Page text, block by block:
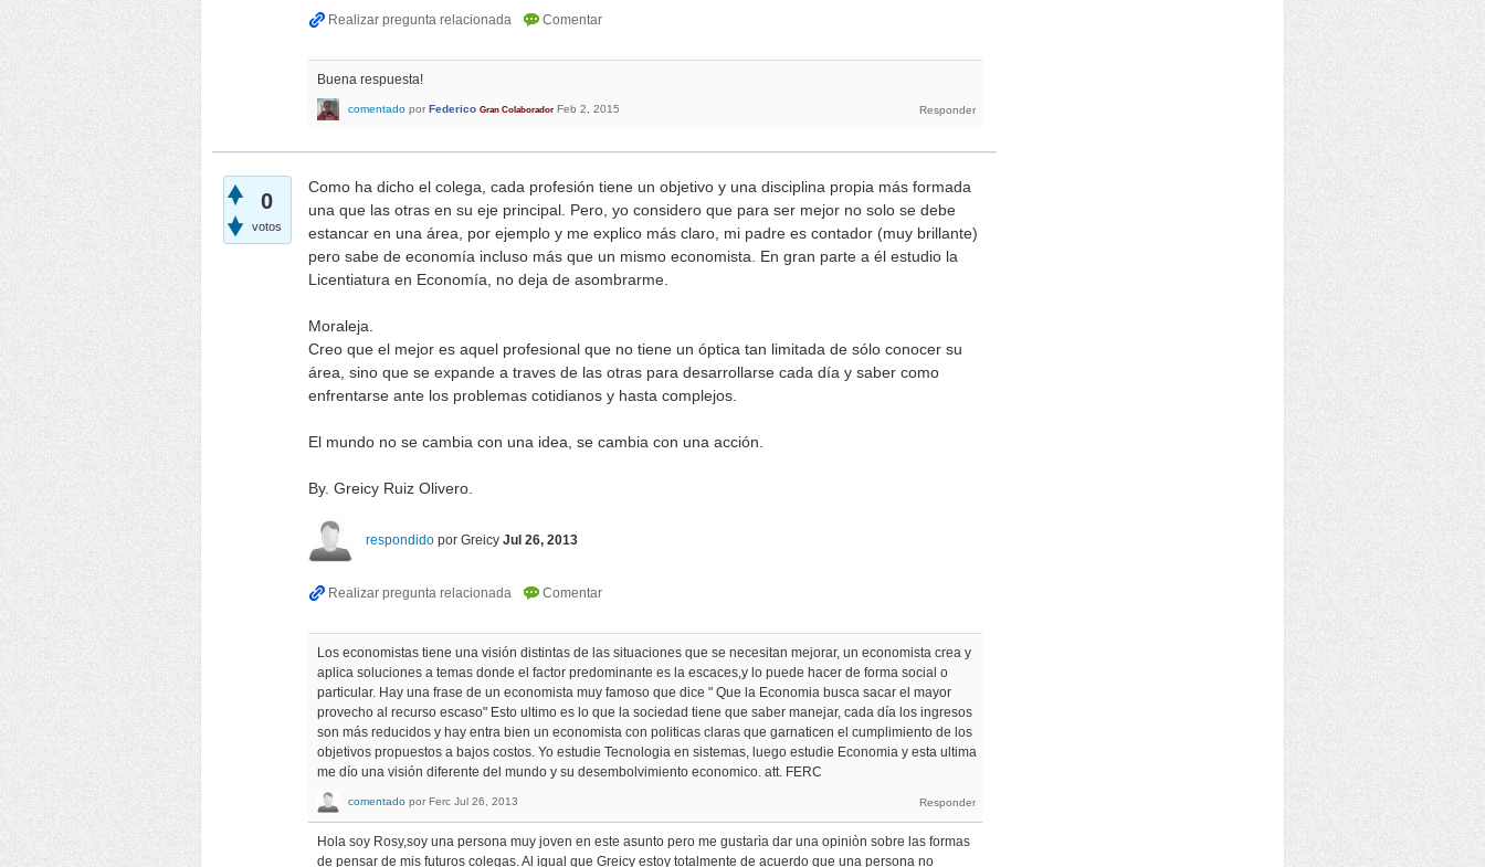
Buena respuesta!
comentado por Federico Gran Colaborador Feb 2, 2015
0
votos
Como ha dicho el colega, cada profesión tiene un objetivo y una disciplina propia más formada
una que las otras en su eje principal. Pero, yo considero que para ser mejor no solo se debe
estancar en una área, por ejemplo y me explico más claro, mi padre es contador (muy brillante)
pero sabe de economía incluso más que un mismo economista. En gran parte a él estudio la
Licentiatura en Economía, no deja de asombrarme.
Moraleja.
Creo que el mejor es aquel profesional que no tiene un óptica tan limitada de sólo conocer su
área, sino que se expande a traves de las otras para desarrollarse cada día y saber como
enfrentarse ante los problemas cotidianos y hasta complejos.
El mundo no se cambia con una idea, se cambia con una acción.
By. Greicy Ruiz Olivero.
respondido por Greicy Jul 26, 2013
Los economistas tiene una visión distintas de las situaciones que se necesitan mejorar, un economista crea y
aplica soluciones a temas donde el factor predominante es la escaces,y lo puede hacer de forma social o
particular. Hay una frase de un economista muy famoso que dice " Que la Economia busca sacar el mayor
provecho al recurso escaso" Esto ultimo es lo que la sociedad tiene que saber manejar, cada día los ingresos
son más reducidos y hay entra bien un economista con politicas claras que garnaticen el cumplimiento de los
objetivos propuestos a bajos costos. Yo estudie Tecnologia en sistemas, luego estudie Economia y esta ultima
me dío una visión diferente del mundo y su desembolvimiento economico. att. FERC
comentado por Ferc Jul 26, 2013
Hola soy Rosy,soy una persona muy joven en este asunto pero me gustarìa dar una opiniòn sobre las formas
de pensar de mis futuros colegas. Al igual que Greicy estoy totalmente de acuerdo que una persona no